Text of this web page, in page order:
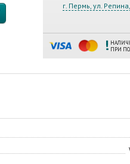
г. Пермь, ул.
ПРИ